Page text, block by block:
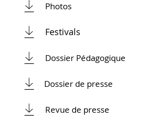
Photos
Festivals
Dossier Pédagogique
Dossier de presse
Revue de presse